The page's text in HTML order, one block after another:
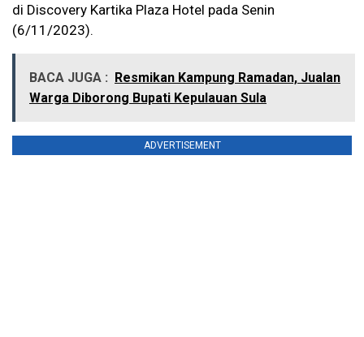
di Discovery Kartika Plaza Hotel pada Senin
(6/11/2023).
BACA JUGA : Resmikan Kampung Ramadan, Jualan
Warga Diborong Bupati Kepulauan Sula
ADVERTISEMENT